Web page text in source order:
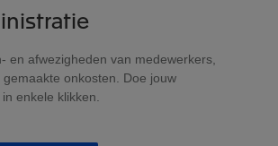
en afwezigheden van medewerkers,
onkosten. Doe jouw
enkele klikken.